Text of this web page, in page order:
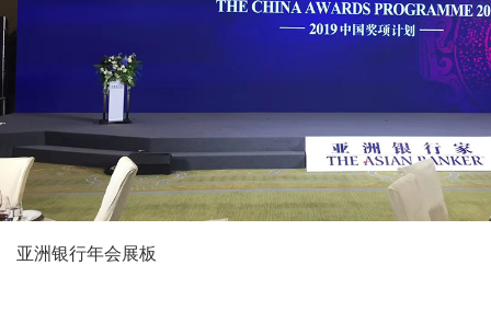
亚洲银行年会展板